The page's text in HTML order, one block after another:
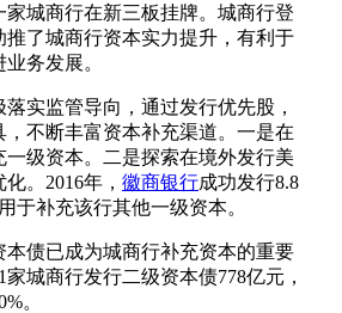
家城商行在新三板挂牌。城商行登
推了城商行资本实力提升，有利于
务发展。
监管导向，通过发行优先股，
不断丰富资本补充渠道。一是在
级资本。二是探索在境外发行美
。2016年， 徽商银行成功发行8.8
于补充该行其他一级资本。
债已成为城商行补充资本的重要
城商行发行二级资本债778亿元，
。